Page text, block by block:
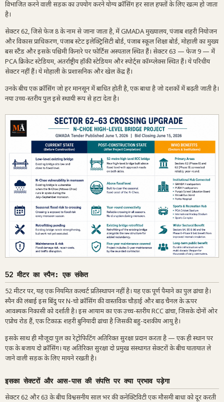
विभाजित करने वाली सड़क का उपयोग करने योग्य क्रॉसिंग हर साल हफ्तों के लिए खत्म हो जाता
है।
सेक्टर 62, जिसे फेज 8 के नाम से जाना जाता है, में GMADA मुख्यालय, पंजाब शहरी नियोजन
और विकास प्राधिकरण, पंजाब स्टेट इलेक्ट्रिसिटी बोर्ड, पंजाब स्कूल शिक्षा बोर्ड, मोहाली का मुख्य
बस स्टैंड और इसके पश्चिमी किनारे पर फोर्टिस अस्पताल स्थित हैं। सेक्टर 63 — फेज 9 — में
PCA क्रिकेट स्टेडियम, अंतर्राष्ट्रीय हॉकी स्टेडियम और स्पोर्ट्स कॉम्प्लेक्स स्थित हैं। ये परिधीय
सेक्टर नहीं हैं। ये मोहाली के प्रशासनिक और खेल केंद्र हैं।
उनके बीच एक क्रॉसिंग जो हर मानसून में बाधित होती है, एक बाधा है जो दशकों में बढ़ती जाती है।
नया उच्च-स्तरीय पुल इसे स्थायी रूप से हटा देता है।
52 मीटर का स्पैन: एक संकेत
52 मीटर पर, यह एक नियमित कल्वर्ट प्रतिस्थापन नहीं है। यह एक पूर्ण पैमाने का पुल ढांचा है।
स्पैन की लंबाई इस बिंदु पर N-चो क्रॉसिंग की वास्तविक चौड़ाई और बाढ़ चैनल के ऊपर
आवश्यक निकासी को दर्शाती है। इस आयाम का एक उच्च-स्तरीय RCC ढांचा, जिसके दोनों ओर
एप्रोच रोड हैं, एक टिकाऊ शहरी बुनियादी ढांचा है जिसकी बहु-दशकीय आयु है।
इसके साथ ही मौजूदा पुल का रेट्रोफिटिंग अतिरिक्त सुरक्षा प्रदान करता है — एक ही स्थान पर
एक के बजाय दो क्रॉसिंग। यह अतिरिक्त सुरक्षा दो प्रमुख संस्थागत सेक्टरों के बीच यातायात ले
जाने वाली सड़क के लिए मायने रखती है।
इसका सेक्टरों और आस-पास की संपत्ति पर क्या प्रभाव पड़ेगा
सेक्टर 62 और 63 के बीच विश्वसनीय साल भर की कनेक्टिविटी एक मौसमी बाधा को दूर करती